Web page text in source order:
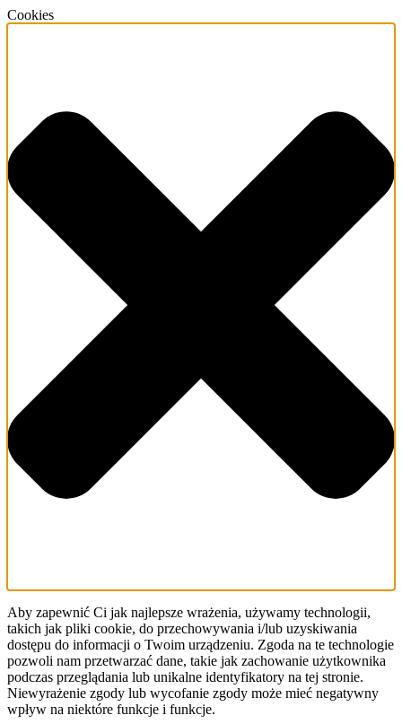
Cookies
Aby zapewnić Ci jak najlepsze wrażenia, używamy technologii,
takich jak pliki cookie, do przechowywania i/lub uzyskiwania
dostępu do informacji o Twoim urządzeniu. Zgoda na te technologie
pozwoli nam przetwarzać dane, takie jak zachowanie użytkownika
podczas przeglądania lub unikalne identyfikatory na tej stronie.
Niewyrażenie zgody lub wycofanie zgody może mieć negatywny
wpływ na niektóre funkcje i funkcje.